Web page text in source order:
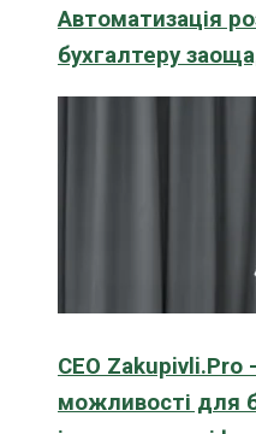
Автоматизація
бухгалтеру
CEO Zakupivli.Pro
можливості для